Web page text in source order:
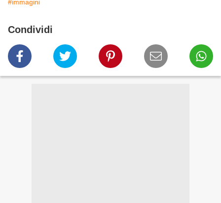
#immagini
Condividi